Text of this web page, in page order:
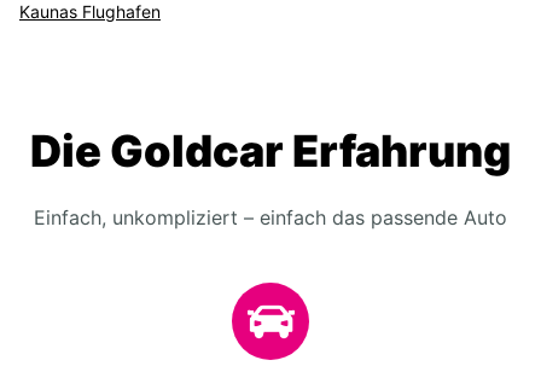
Kaunas Flughafen
Die Goldcar Erfahrung
Einfach, unkompliziert – einfach das passende Auto